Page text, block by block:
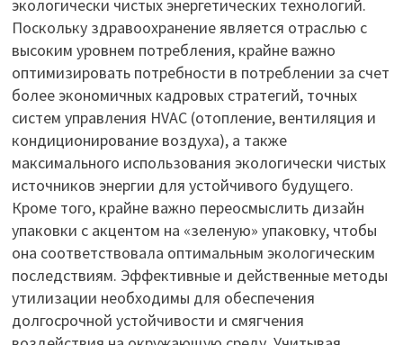
экологически чистых энергетических технологий.
Поскольку здравоохранение является отраслью с
высоким уровнем потребления, крайне важно
оптимизировать потребности в потреблении за счет
более экономичных кадровых стратегий, точных
систем управления HVAC (отопление, вентиляция и
кондиционирование воздуха), а также
максимального использования экологически чистых
источников энергии для устойчивого будущего.
Кроме того, крайне важно переосмыслить дизайн
упаковки с акцентом на «зеленую» упаковку, чтобы
она соответствовала оптимальным экологическим
последствиям. Эффективные и действенные методы
утилизации необходимы для обеспечения
долгосрочной устойчивости и смягчения